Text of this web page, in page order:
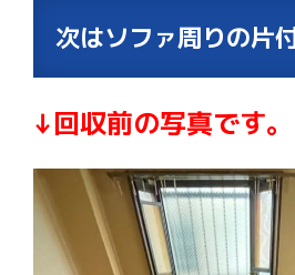
次はソファ周りの片
↓回収前の写真です。